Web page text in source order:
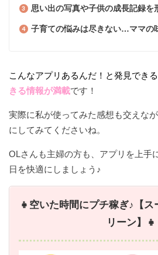
思い出の写真や子供の成長記録を
子育ての悩みは尽きない…ママの
こんなアプリあるんだ！と発見できる
きる情報が満載です！
実際に私が使ってみた感想も交えな
にしてみてくださいね。
OLさんも主婦の方も、アプリを上手
日を快適にしましょう♪
👧空いた時間にプチ稼ぎ♪【
リーン】👧